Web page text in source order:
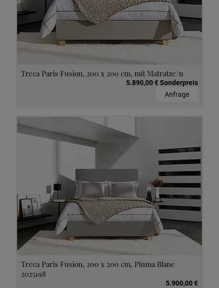
Treca Paris Fusion, 200 x 200 cm, mit Matratze/n
5.890,00 € Sonderpreis
Anfrage
Treca Paris Fusion, 200 x 200 cm, Piuma Blanc
2025198
5.900,00 €